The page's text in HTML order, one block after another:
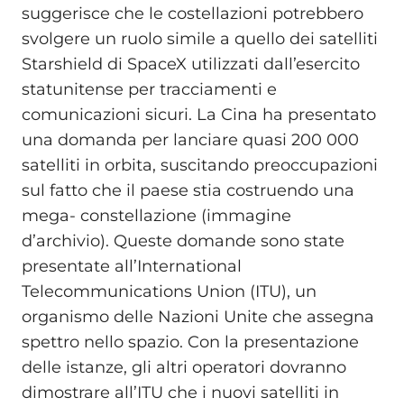
suggerisce che le costellazioni potrebbero
svolgere un ruolo simile a quello dei satelliti
Starshield di SpaceX utilizzati dall’esercito
statunitense per tracciamenti e
comunicazioni sicuri. La Cina ha presentato
una domanda per lanciare quasi 200 000
satelliti in orbita, suscitando preoccupazioni
sul fatto che il paese stia costruendo una
mega- constellazione (immagine
d’archivio). Queste domande sono state
presentate all’International
Telecommunications Union (ITU), un
organismo delle Nazioni Unite che assegna
spettro nello spazio. Con la presentazione
delle istanze, gli altri operatori dovranno
dimostrare all’ITU che i nuovi satelliti in